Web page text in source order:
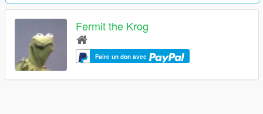
Fermit the Krog
Faire un don avec